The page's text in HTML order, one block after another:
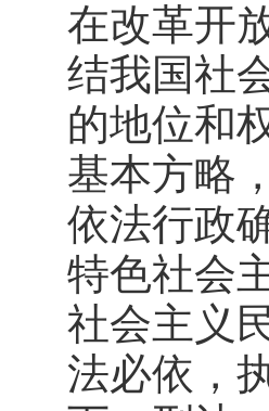
在改革开
结我国社
的地位和
基本方略
依法行政
特色社会
社会主义
法必依，